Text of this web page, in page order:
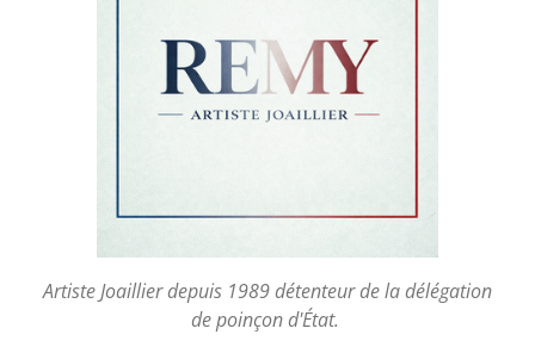
Artiste Joaillier depuis 1989 détenteur de la délégation
de poinçon d'État.